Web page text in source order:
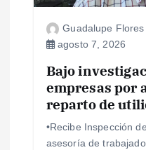
e
Guadalupe Flores
agosto 7, 2026
Bajo
empresas por
reparto de
•Recibe Inspección
asesoría de